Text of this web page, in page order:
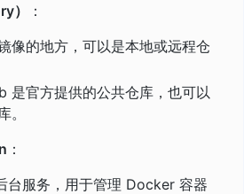
）
：
像的地方，可以是本地或远程仓
是官方提供的公共仓库，也可以
。
：
台服务，用于管理 Docker 容器